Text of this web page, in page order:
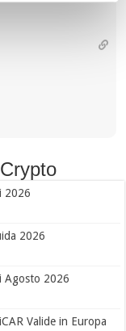
2026
2026
Agosto 2026
Valide in Europa